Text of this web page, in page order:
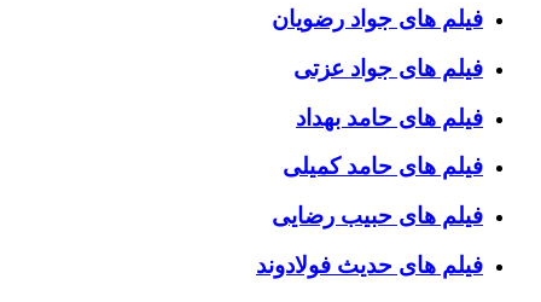
فیلم های جواد رضویان
فیلم های جواد عزتی
فیلم های حامد بهداد
فیلم های حامد کمیلی
فیلم های حبیب رضایی
فیلم های حدیث فولادوند